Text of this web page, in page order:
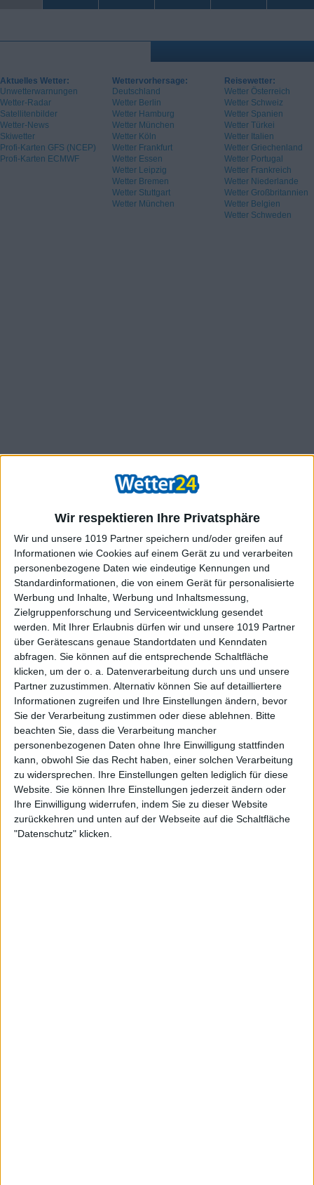
Wir respektieren Ihre Privatsphäre
Wir und unsere 1019 Partner speichern und/oder greifen auf
Informationen wie Cookies auf einem Gerät zu und verarbeiten
personenbezogene Daten wie eindeutige Kennungen und
Standardinformationen, die von einem Gerät für personalisierte
Werbung und Inhalte, Werbung und Inhaltsmessung,
Zielgruppenforschung und Serviceentwicklung gesendet
werden.
Mit Ihrer Erlaubnis dürfen wir und unsere 1019 Partner
über Gerätescans genaue Standortdaten und Kenndaten
abfragen. Sie können auf die entsprechende Schaltfläche
klicken, um der o. a. Datenverarbeitung durch uns und unsere
Partner zuzustimmen. Alternativ können Sie auf detailliertere
Informationen zugreifen und Ihre Einstellungen ändern, bevor
Sie der Verarbeitung zustimmen oder diese ablehnen.
Bitte
beachten Sie, dass die Verarbeitung mancher
personenbezogenen Daten ohne Ihre Einwilligung stattfinden
kann, obwohl Sie das Recht haben, einer solchen Verarbeitung
zu widersprechen. Ihre Einstellungen gelten lediglich für diese
Website. Sie können Ihre Einstellungen jederzeit ändern oder
Ihre Einwilligung widerrufen, indem Sie zu dieser Website
zurückkehren und unten auf der Webseite auf die Schaltfläche
"Datenschutz" klicken.
Aktuelles Wetter:
Unwetterwarnungen
Wetter-Radar
Satellitenbilder
Wetter-News
Skiwetter
Profi-Karten GFS (NCEP)
Profi-Karten ECMWF
Wettervorhersage:
Deutschland
Wetter Berlin
Wetter Hamburg
Wetter München
Wetter Köln
Wetter Frankfurt
Wetter Essen
Wetter Leipzig
Wetter Bremen
Wetter Stuttgart
Wetter München
Reisewetter:
Wetter Österreich
Wetter Schweiz
Wetter Spanien
Wetter Türkei
Wetter Italien
Wetter Griechenland
Wetter Portugal
Wetter Frankreich
Wetter Niederlande
Wetter Großbritannien
Wetter Belgien
Wetter Schweden